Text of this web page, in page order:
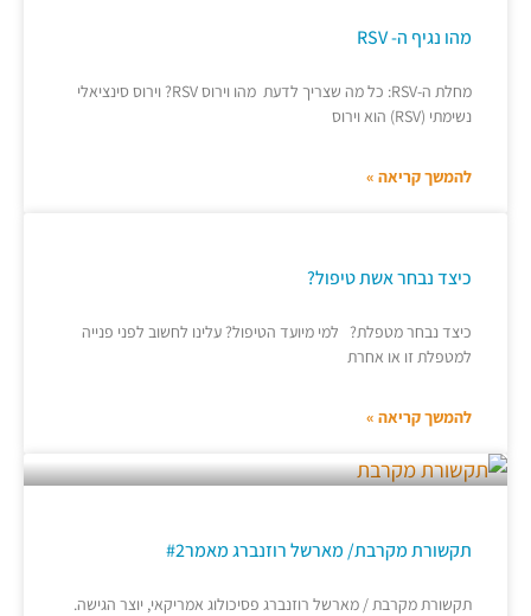
מהו נגיף ה- RSV
מחלת ה-RSV: כל מה שצריך לדעת מהו וירוס RSV? וירוס סינציאלי
נשימתי (RSV) הוא וירוס
להמשך קריאה »
כיצד נבחר אשת טיפול?
כיצד נבחר מטפלת? למי מיועד הטיפול? עלינו לחשוב לפני פנייה
למטפלת זו או אחרת
להמשך קריאה »
תקשורת מקרבת/ מארשל רוזנברג מאמר#2
תקשורת מקרבת / מארשל רוזנברג פסיכולוג אמריקאי, יוצר הגישה.